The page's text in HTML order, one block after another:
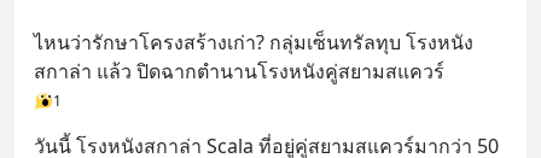
ไหนว่ารักษาโครงสร้างเก่า? กลุ่มเซ็นทรัลทุบ โรงหนัง
สกาล่า แล้ว ปิดฉากตำนานโรงหนังคู่สยามสแควร์
1
วันนี้ โรงหนังสกาล่า Scala ที่อยู่คู่สยามสแควร์มากว่า 50